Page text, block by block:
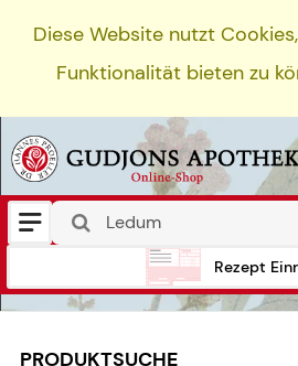
Diese Website nutzt
Funktionalität bieten zu
Rezept
PRODUKTSUCHE